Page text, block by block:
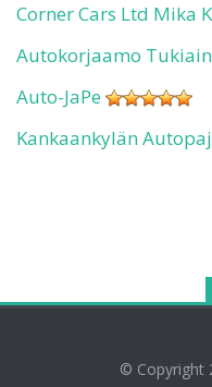
Corner Cars Ltd Mika
Autokorjaamo
Auto-JaPe
Kankaankylän
© Copyright